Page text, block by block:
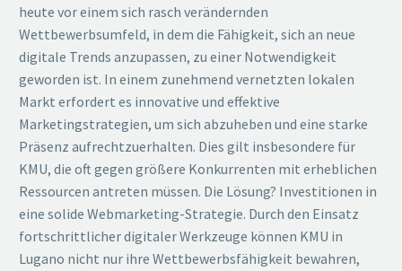
heute vor einem sich rasch verändernden
Wettbewerbsumfeld, in dem die Fähigkeit, sich an neue
digitale Trends anzupassen, zu einer Notwendigkeit
geworden ist. In einem zunehmend vernetzten lokalen
Markt erfordert es innovative und effektive
Marketingstrategien, um sich abzuheben und eine starke
Präsenz aufrechtzuerhalten. Dies gilt insbesondere für
KMU, die oft gegen größere Konkurrenten mit erheblichen
Ressourcen antreten müssen. Die Lösung? Investitionen in
eine solide Webmarketing-Strategie. Durch den Einsatz
fortschrittlicher digitaler Werkzeuge können KMU in
Lugano nicht nur ihre Wettbewerbsfähigkeit bewahren,